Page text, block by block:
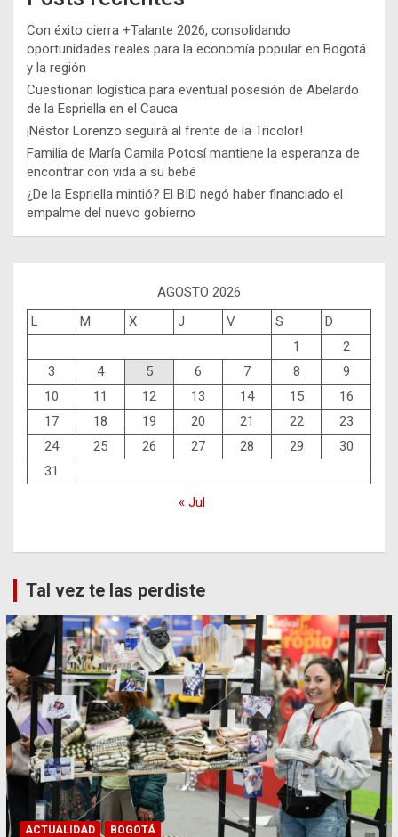
Con éxito cierra +Talante 2026, consolidando
oportunidades reales para la economía popular en Bogotá
y la región
Cuestionan logística para eventual posesión de Abelardo
de la Espriella en el Cauca
¡Néstor Lorenzo seguirá al frente de la Tricolor!
Familia de María Camila Potosí mantiene la esperanza de
encontrar con vida a su bebé
¿De la Espriella mintió? El BID negó haber financiado el
empalme del nuevo gobierno
AGOSTO 2026
L
M X J V S
D
1
2
3
4 5 6 7 8
9
10
11 12 13 14 15
16
17
18 19 20 21 22
23
24
25 26 27 28 29
30
31
« Jul
Tal vez te las perdiste
ACTUALIDAD BOGOTÁ